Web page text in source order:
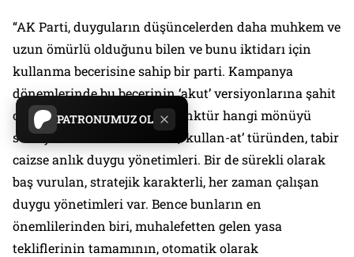
PATRONUMUZ OL
“AK Parti, duyguların düşüncelerden daha muhkem ve
uzun ömürlü olduğunu bilen ve bunu iktidarı için
kullanma becerisine sahip bir parti. Kampanya
dönemlerinde bu becerinin ‘akut’ versiyonlarına şahit
oluyoruz; fakat bunlar, konjonktür hangi mönüyü
sunuyorsa müracaat edilen, ‘kullan-at’ türünden, tabir
caizse anlık duygu yönetimleri. Bir de sürekli olarak
baş vurulan, stratejik karakterli, her zaman çalışan
duygu yönetimleri var. Bence bunların en
önemlilerinden biri, muhalefetten gelen yasa
tekliflerinin tamamının, otomatik olarak